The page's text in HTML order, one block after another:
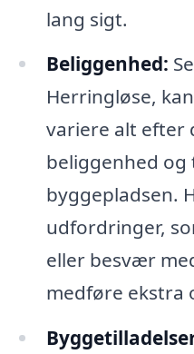
lang sigt.
Beliggenhed:
Herringløse,
variere alt efter
beliggenhed
byggepladsen.
udfordringer,
eller besvær
medføre ekstra